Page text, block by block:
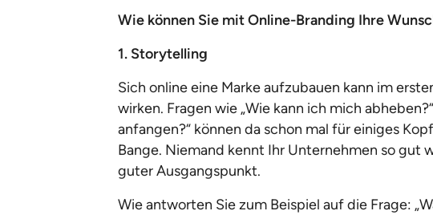
Wie können Sie mit Online-Branding Ihre
1. Storytelling
Sich online eine Marke aufzubauen kann im
wirken. Fragen wie „Wie kann ich mich
anfangen?“ können da schon mal für einiges
Bange. Niemand kennt Ihr Unternehmen so gut
guter Ausgangspunkt.
Wie antworten Sie zum Beispiel auf die Frage: